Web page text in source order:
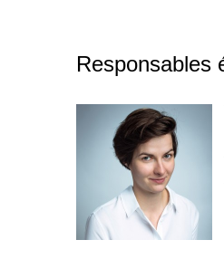
Responsables